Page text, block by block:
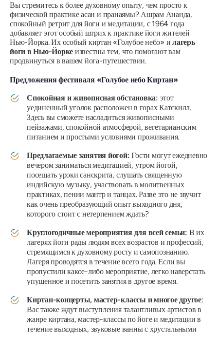
Вы стремитесь к более духовному опыту, чем просто к
физической практике асан и пранаямы? Ашрам Ананда,
спокойный ретрит для йоги и медитации, с 1964 года
добавляет этот особый штрих к практике йоги жителей
Нью-Йорка. Их особый киртан «Голубое небо» илагерь
йоги в Нью-Йорке известны тем, что помогают вам
продвинуться в вашем йога-путешествии.
Предложения фестиваля «Голубое небо Киртан»
Спокойная и живописная обстановка: этот
уединенный уголок расположен в горах Катскилл.
Здесь вы сможете насладиться живописными
пейзажами, спокойной атмосферой, вегетарианским
питанием и простыми условиями проживания.
Предлагаемые занятия йогой:Гости могут ежедневно
вечером заниматься медитацией, утром йогой,
посещать уроки санскрита, слушать священную
индийскую музыку, участвовать в молитвенных
практиках, пении мантр и танцах. Разве это не звучит
как очень преобразующий опыт выходного дня,
которого стоит с нетерпением ждать?
Круглогодичные мероприятия для всей семьи: В их
лагерях йоги рады людям всех возрастов и профессий,
стремящимся к духовному росту и самопознанию.
Лагеря проводятся в течение всего года. Если вы
пропустили какое-либо мероприятие, легко наверстать
упущенное и посетить занятия в другое время.
Киртан-концерты, мастер-классы и многое другое:
Вас также ждут выступления талантливых артистов в
жанре киртана, мастер-классы по йоге и медитации в
течение выходных, звуковые ванны с хрустальными